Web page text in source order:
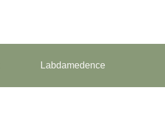
Labdamedence